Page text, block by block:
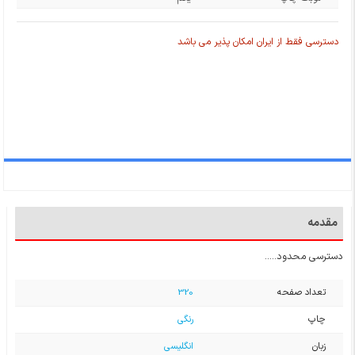
دسترسی فقط از ایران امکان پذیر می باشد
مقدمه
دسترسی محدود.....
تعداد صفحه
320
چاپ
رنگی
زبان
انگلیسی